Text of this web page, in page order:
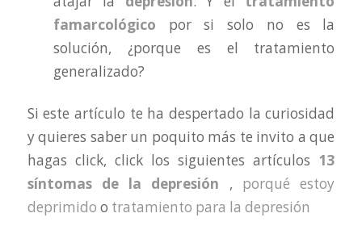
famarcológico por si solo no es la
solución, ¿porque es el tratamiento
generalizado?
Si este artículo te ha despertado la curiosidad
y quieres saber un poquito más te invito a que
hagas click, click los siguientes artículos 13
síntomas de la depresión , porqué estoy
deprimido o tratamiento para la depresión